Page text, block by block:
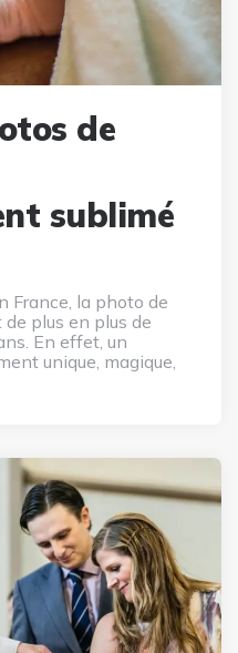
de
sublimé
France, la photo de
plus en plus de
En effet, un
unique, magique,